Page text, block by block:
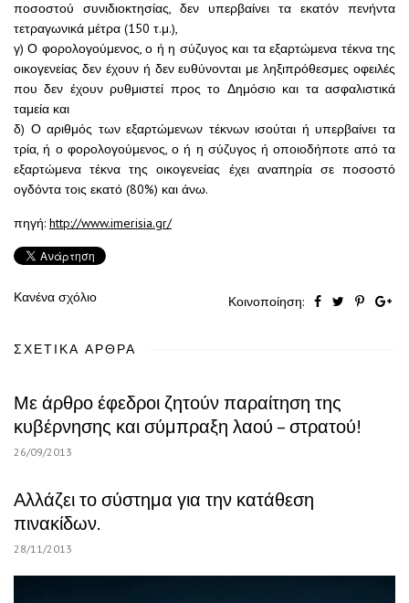
ποσοστού συνιδιοκτησίας, δεν υπερβαίνει τα εκατόν πενήντα
τετραγωνικά μέτρα (150 τ.μ.),
γ) Ο φορολογούμενος, ο ή η σύζυγος και τα εξαρτώμενα τέκνα της
οικογενείας δεν έχουν ή δεν ευθύνονται με ληξιπρόθεσμες οφειλές
που δεν έχουν ρυθμιστεί προς το Δημόσιο και τα ασφαλιστικά
ταμεία και
δ) Ο αριθμός των εξαρτώμενων τέκνων ισούται ή υπερβαίνει τα
τρία, ή ο φορολογούμενος, ο ή η σύζυγος ή οποιοδήποτε από τα
εξαρτώμενα τέκνα της οικογενείας έχει αναπηρία σε ποσοστό
ογδόντα τοις εκατό (80%) και άνω.
πηγή: http://www.imerisia.gr/
Κανένα σχόλιο Κοινοποίηση:
ΣΧΕΤΙΚΆ ΆΡΘΡΑ
Με άρθρο έφεδροι ζητούν παραίτηση της
κυβέρνησης και σύμπραξη λαού – στρατού!
26/09/2013
Αλλάζει το σύστημα για την κατάθεση
πινακίδων.
28/11/2013